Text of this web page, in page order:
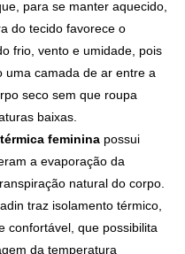
para se manter aquecido,
do tecido favorece o
frio, vento e umidade, pois
uma camada de ar entre a
seco sem que roupa
baixas.
feminina possui
a evaporação da
natural do corpo.
traz isolamento térmico,
confortável, que possibilita
da temperatura